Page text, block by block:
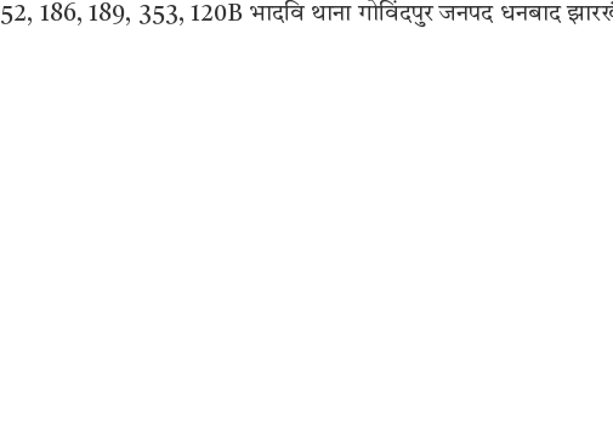
186, 189, 353, 120B भादवि थाना गोविंदपुर जनपद धनबाद